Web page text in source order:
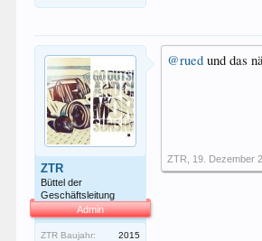
ZTR
Büttel der
Geschäftsleitung
Admin
ZTR Baujahr:
2015
@rued und das
ZTR 19. Dezember